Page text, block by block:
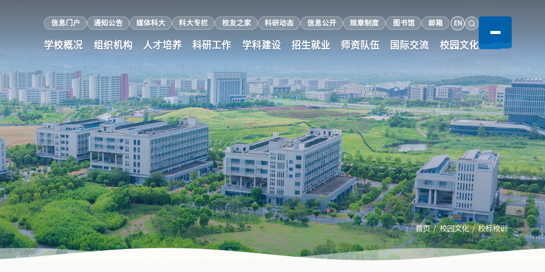
信息门户 通知公告 媒体科大 科大专栏 校友之家 科研动态 信息公开 规章制度 图书馆 邮箱 EN
学校概况 组织机构 人才培养 科研工作 学科建设 招生就业 师资队伍 国际交流 校园文化
首页 / 校园文化 / 校标校训